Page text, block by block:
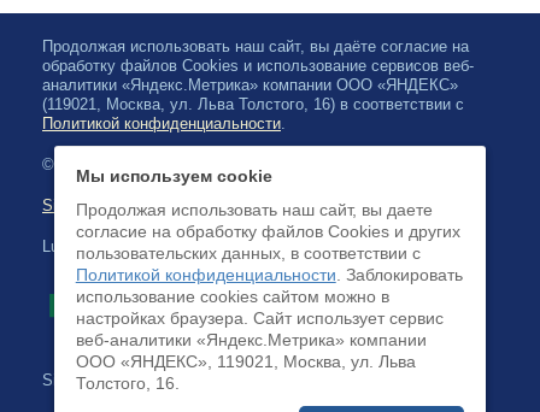
Продолжая использовать наш сайт, вы даёте согласие на
обработку файлов Cookies и использование сервисов веб-
аналитики «Яндекс.Метрика» компании ООО «ЯНДЕКС»
(119021, Москва, ул. Льва Толстого, 16) в соответствии с
Политикой конфиденциальности.
© 2026, Karjalan valtionfilharmonia
Sivuston kartta
Luottokortilla maksaminen on saatavilla
Sivuston kehittäminen:
Мы используем cookie
Продолжая использовать наш сайт, вы даете
согласие на обработку файлов Cookies и других
пользовательских данных, в соответствии с
Политикой конфиденциальности . Заблокировать
использование cookies сайтом можно в
настройках браузера. Cайт использует сервис
веб-аналитики «Яндекс.Метрика» компании
ООО «ЯНДЕКС», 119021, Москва, ул. Льва
Толстого, 16.